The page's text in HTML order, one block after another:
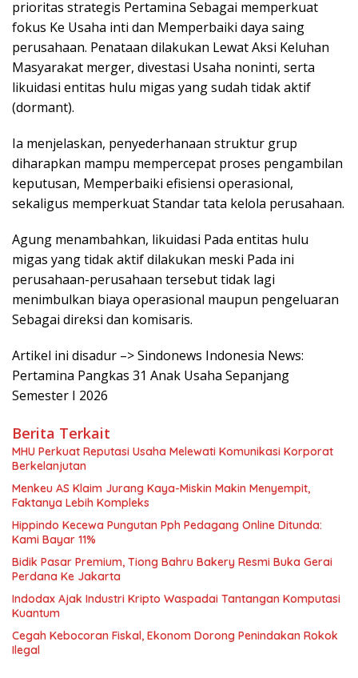
prioritas strategis Pertamina Sebagai memperkuat
fokus Ke Usaha inti dan Memperbaiki daya saing
perusahaan. Penataan dilakukan Lewat Aksi Keluhan
Masyarakat merger, divestasi Usaha noninti, serta
likuidasi entitas hulu migas yang sudah tidak aktif
(dormant).
Ia menjelaskan, penyederhanaan struktur grup
diharapkan mampu mempercepat proses pengambilan
keputusan, Memperbaiki efisiensi operasional,
sekaligus memperkuat Standar tata kelola perusahaan.
Agung menambahkan, likuidasi Pada entitas hulu
migas yang tidak aktif dilakukan meski Pada ini
perusahaan-perusahaan tersebut tidak lagi
menimbulkan biaya operasional maupun pengeluaran
Sebagai direksi dan komisaris.
Artikel ini disadur –> Sindonews Indonesia News:
Pertamina Pangkas 31 Anak Usaha Sepanjang
Semester I 2026
Berita Terkait
MHU Perkuat Reputasi Usaha Melewati Komunikasi Korporat
Berkelanjutan
Menkeu AS Klaim Jurang Kaya-Miskin Makin Menyempit,
Faktanya Lebih Kompleks
Hippindo Kecewa Pungutan Pph Pedagang Online Ditunda:
Kami Bayar 11%
Bidik Pasar Premium, Tiong Bahru Bakery Resmi Buka Gerai
Perdana Ke Jakarta
Indodax Ajak Industri Kripto Waspadai Tantangan Komputasi
Kuantum
Cegah Kebocoran Fiskal, Ekonom Dorong Penindakan Rokok
Ilegal